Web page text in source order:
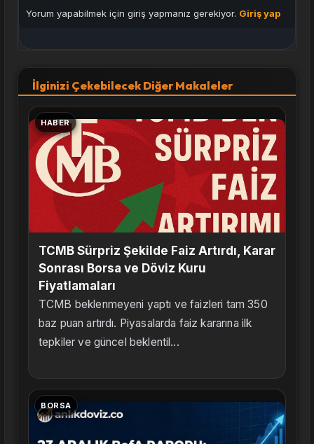
Yorum yapabilmek için giriş yapmanız gerekiyor. Giriş yap
İlginizi Çekebilecek Diğer Makaleler
HABER
TCMB Sürpriz Şekilde Faiz Artırdı, Karar
Sonrası Borsa ve Döviz Kuru
Fiyatlamaları
TCMB beklenmeyeni yaptı ve faizleri tam 350
baz puan artırdı. Piyasalarda faiz kararına ilk
tepkiler ve güncel beklentil...
BORSA